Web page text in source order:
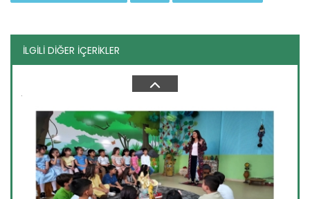
İLGİLİ DİĞER İÇERİKLER
Tarım Orman Masal Diyarı...